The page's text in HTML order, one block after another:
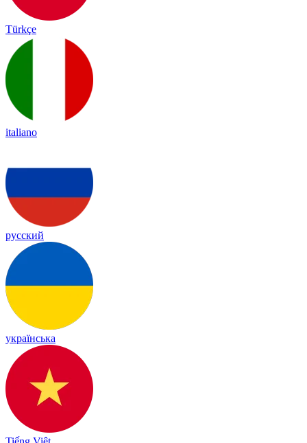
Türkçe
italiano
русский
українська